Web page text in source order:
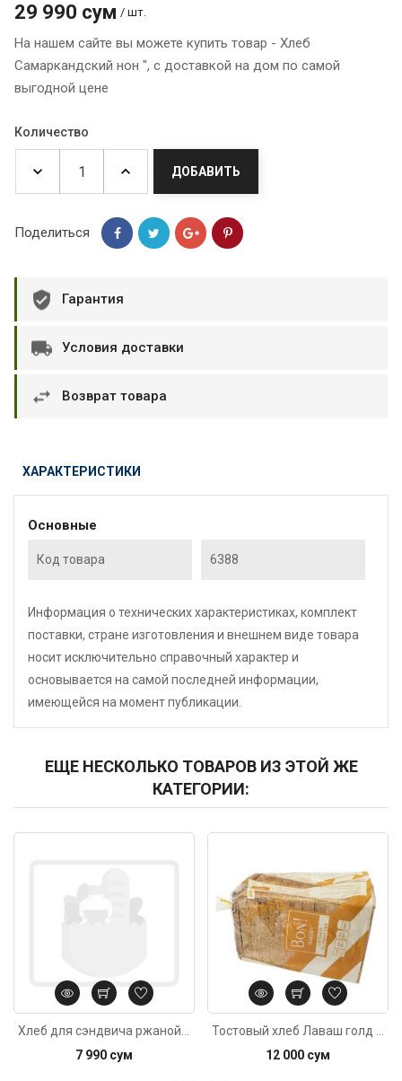
29 990 сум / шт.
На нашем сайте вы можете купить товар - Хлеб
Самаркандский нон ", с доставкой на дом по самой
выгодной цене
Количество
ДОБАВИТЬ
Поделиться
Гарантия
Условия доставки
Возврат товара
ХАРАКТЕРИСТИКИ
Основные
Код товара 6388
Информация о технических характеристиках, комплект
поставки, стране изготовления и внешнем виде товара
носит исключительно справочный характер и
основывается на самой последней информации,
имеющейся на момент публикации.
ЕЩЕ НЕСКОЛЬКО ТОВАРОВ ИЗ ЭТОЙ ЖЕ
КАТЕГОРИИ:
7 990 сум
12 000 сум